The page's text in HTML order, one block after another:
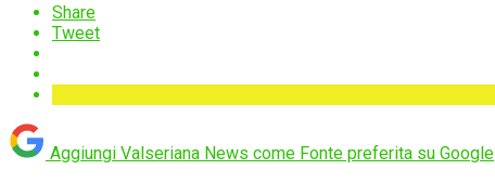
Share
Tweet
Aggiungi Valseriana News come Fonte preferita su Google